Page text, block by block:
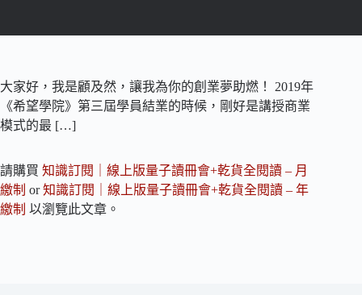
大家好，我是顧及然，讓我為你的創業夢助燃！ 2019年
《希望學院》第三屆學員結業的時候，剛好是講授商業
模式的最 […]
請購買 知識訂閱｜線上版量子讀冊會+乾貨全閱讀 – 月
繳制 or知識訂閱｜線上版量子讀冊會+乾貨全閱讀 – 年
繳制 以瀏覽此文章。